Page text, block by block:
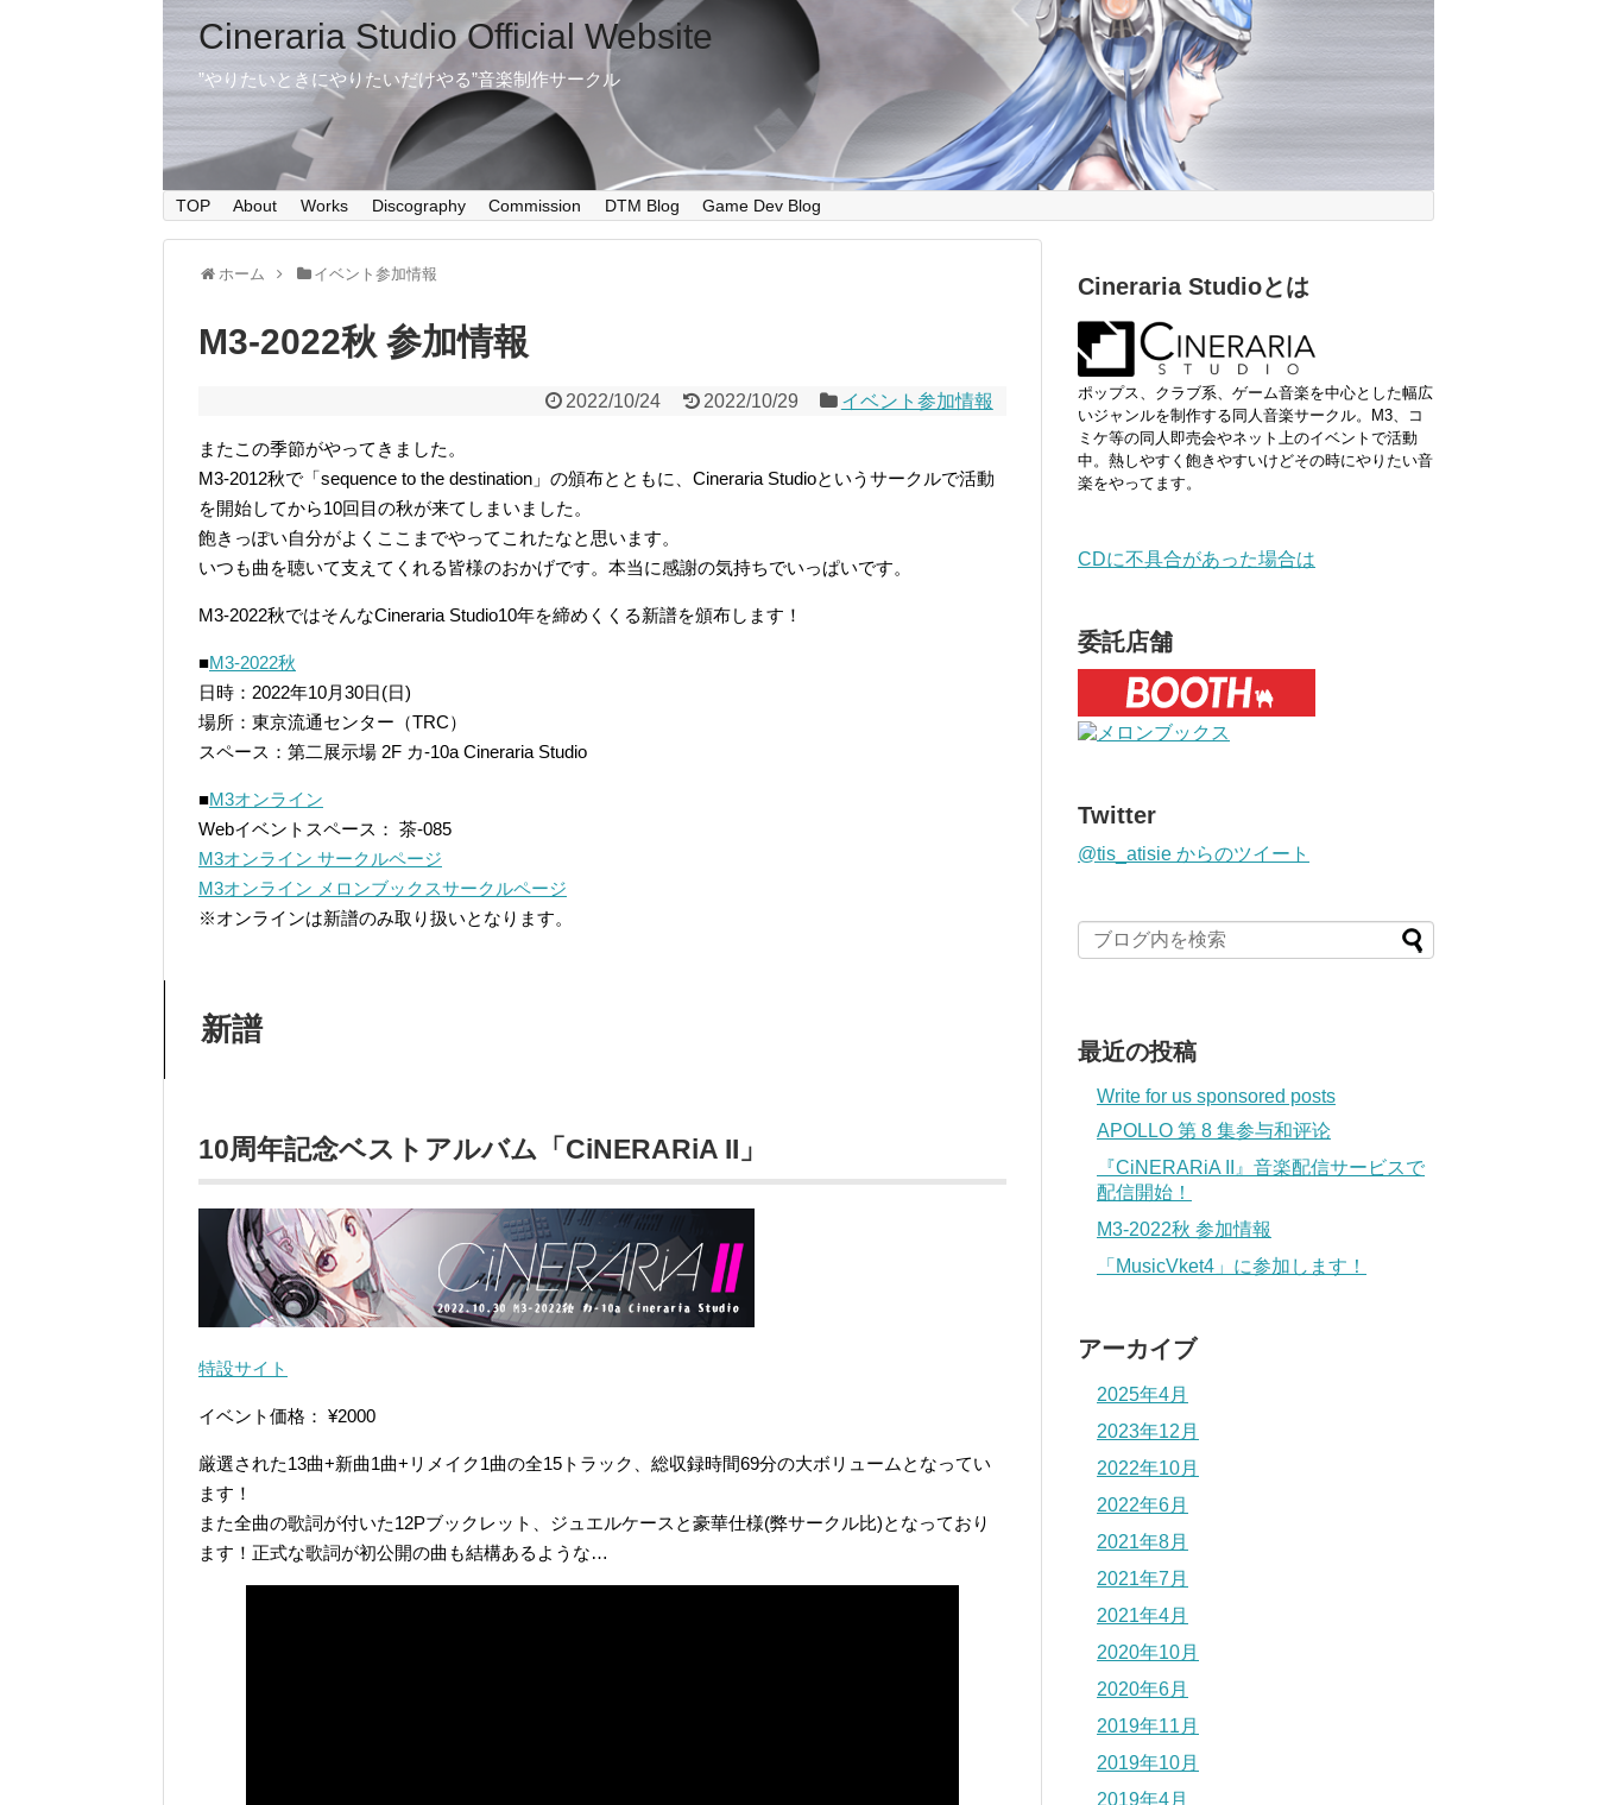
Cineraria Studio Official Website
”やりたいときにやりたいだけやる”音楽制作サークル
TOP About Works Discography Commission DTM Blog Game Dev Blog
ホーム イベント参加情報
M3-2022秋 参加情報
2022/10/24 2022/10/29 イベント参加情報
またこの季節がやってきました。
M3-2012秋で「sequence to the destination」の頒布とともに、Cineraria Studioというサークルで活動
を開始してから10回目の秋が来てしまいました。
飽きっぽい自分がよくここまでやってこれたなと思います。
いつも曲を聴いて支えてくれる皆様のおかげです。本当に感謝の気持ちでいっぱいです。
M3-2022秋ではそんなCineraria Studio10年を締めくくる新譜を頒布します！
■M3-2022秋
日時：2022年10月30日(日)
場所：東京流通センター（TRC）
スペース：第二展示場 2F カ-10a Cineraria Studio
■M3オンライン
Webイベントスペース： 茶-085
M3オンライン サークルページ
M3オンライン メロンブックスサークルページ
※オンラインは新譜のみ取り扱いとなります。
新譜
10周年記念ベストアルバム「CiNERARiA II」
特設サイト
イベント価格： ¥2000
厳選された13曲+新曲1曲+リメイク1曲の全15トラック、総収録時間69分の大ボリュームとなってい
ます！
また全曲の歌詞が付いた12Pブックレット、ジュエルケースと豪華仕様(弊サークル比)となっており
ます！正式な歌詞が初公開の曲も結構あるような…
Cineraria Studioとは
ポップス、クラブ系、ゲーム音楽を中心とした幅広
いジャンルを制作する同人音楽サークル。M3、コ
ミケ等の同人即売会やネット上のイベントで活動
中。熱しやすく飽きやすいけどその時にやりたい音
楽をやってます。
CDに不具合があった場合は
委託店舗
Twitter
@tis_atisie からのツイート
最近の投稿
Write for us sponsored posts
APOLLO 第 8 集参与和评论
『CiNERARiA II』音楽配信サービスで
配信開始！
M3-2022秋 参加情報
「MusicVket4」に参加します！
アーカイブ
2025年4月
2023年12月
2022年10月
2022年6月
2021年8月
2021年7月
2021年4月
2020年10月
2020年6月
2019年11月
2019年10月
2019年4月